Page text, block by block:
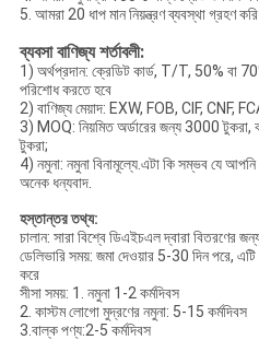
5. আমরা 20 ধাপ মান নিয়ন্ত্রণ ব্যবস্থা গ্রহণ
ব্যবসা বাণিজ্য শর্তাবলী:
1) অর্থপ্রদান: ক্রেডিট কার্ড, T/T, 50% বা
পরিশোধ করতে হবে
2) বাণিজ্য মেয়াদ: EXW, FOB, CIF, CNF,
3) MOQ: নিয়মিত অর্ডারের জন্য 3000 টুকরা,
টুকরা;
4) নমুনা: নমুনা বিনামূল্যে.এটা কি সম্ভব যে
অনেক ধন্যবাদ.
হস্তান্তর তথ্য:
চালান: সারা বিশ্বে ডিএইচএল দ্বারা বিতরণের
ডেলিভারি সময়: জমা দেওয়ার 5-30 দিন পরে, এটি
করে
সীসা সময়: 1. নমুনা 1-2 কর্মদিবস
2. কাস্টম লোগো মুদ্রণের নমুনা: 5-15 কর্মদিবস
3.বাল্ক পণ্য:2-5 কর্মদিবস